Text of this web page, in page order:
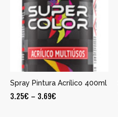
Spray Pintura Acrílico 400ml
3.25€ – 3.69€